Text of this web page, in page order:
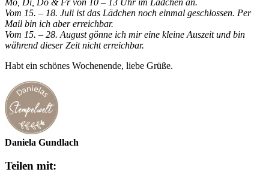
Vom 15. – 18. Juli ist das Lädchen noch einmal geschlossen. Per
Mail bin ich aber erreichbar.
Vom 15. – 28. August gönne ich mir eine kleine Auszeit und bin
während dieser Zeit nicht erreichbar.
Habt ein schönes Wochenende, liebe Grüße.
Daniela Gundlach
Teilen mit: